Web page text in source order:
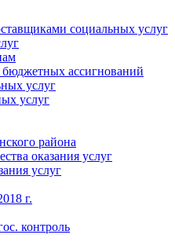
социальных услуг
бюджетных ассигнований
услуг
услуг
района
оказания услуг
услуг
г.
контроль